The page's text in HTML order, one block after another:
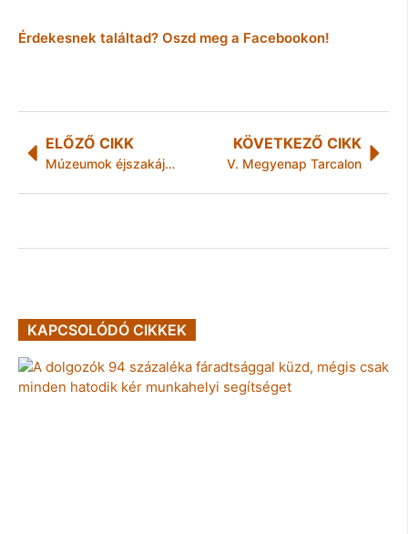
Érdekesnek találtad? Oszd meg a Facebookon!
ELŐZŐ CIKK
Múzeumok éjszakája a LÁEV-nél
KÖVETKEZŐ CIKK
V. Megyenap Tarcalon
KAPCSOLÓDÓ CIKKEK